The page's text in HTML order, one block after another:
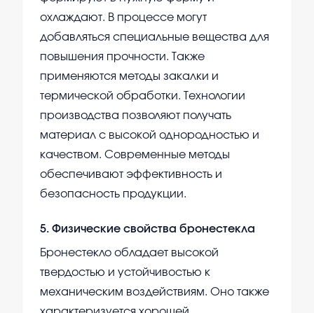
охлаждают. В процессе могут
добавляться специальные вещества для
повышения прочности. Также
применяются методы закалки и
термической обработки. Технологии
производства позволяют получать
материал с высокой однородностью и
качеством. Современные методы
обеспечивают эффективность и
безопасность продукции.
5. Физические свойства бронестекла
Бронестекло обладает высокой
твердостью и устойчивостью к
механическим воздействиям. Оно также